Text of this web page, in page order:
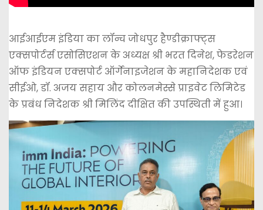
आईआईएम इंडिया का लॉन्च जोधपुर हैण्डीक्राफ्ट्स
एक्सपोर्टर्स एसोसिएशन के अध्यक्ष श्री भरत दिनेश, फेडरेशन
ऑफ इंडियन एक्सपोर्ट ऑर्गेनाइजेशन के महानिदेशक एवं
सीईओ, डॉ. अजय सहाय और कोलनमेस्से प्राइवेट लिमिटेड
के प्रबंध निदेशक श्री मिलिंद दीक्षित की उपस्थिती में हुआ।